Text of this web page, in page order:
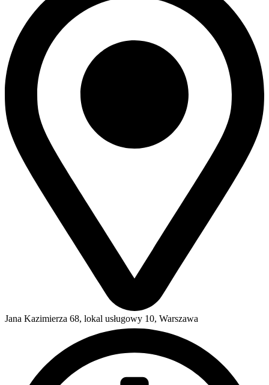
Jana Kazimierza 68, lokal usługowy 10, Warszawa